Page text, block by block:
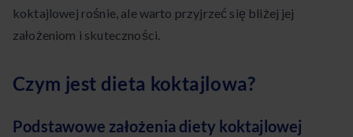
koktajlowej rośnie, ale warto przyjrzeć się bliżej jej
założeniom i skuteczności.
Czym jest dieta koktajlowa?
Podstawowe założenia diety koktajlowej